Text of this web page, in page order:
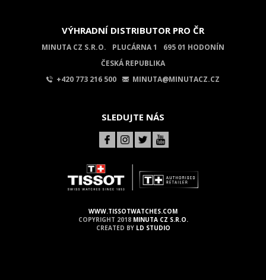
VÝHRADNÍ DISTRIBUTOR PRO ČR
MINUTA CZ S.R.O. PLUCÁRNA 1
695 01 HODONÍN
ČESKÁ REPUBLIKA
+420 773 216 500
MINUTA@MINUTACZ.CZ
SLEDUJTE NÁS
WWW.TISSOTWATCHES.COM
COPYRIGHT 2018 MINUTA CZ S.R.O.
CREATED BY LD STUDIO